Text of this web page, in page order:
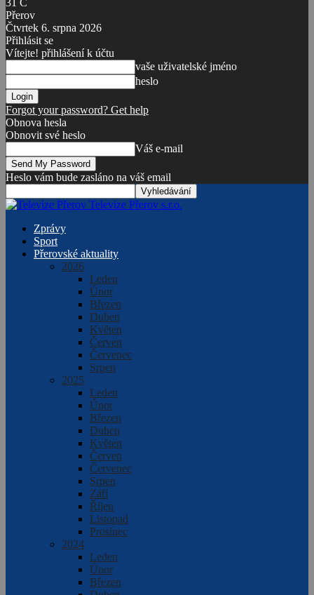
31
C
Přerov
Čtvrtek 6. srpna 2026
Přihlásit se
Vítejte! přihlášení k účtu
vaše uživatelské jméno
heslo
Forgot your password? Get help
Obnova hesla
Obnovit své heslo
Váš e-mail
Heslo vám bude zasláno na váš email
Televize Přerov s.r.o.
Zprávy
Sport
Přerovské aktuality
2026
Leden
Únor
Březen
Duben
Květen
Červen
Červenec
Srpen
2025
Leden
Únor
Březen
Duben
Květen
Červen
Červenec
Srpen
Září
Říjen
Listopad
Prosinec
2024
Leden
Únor
Březen